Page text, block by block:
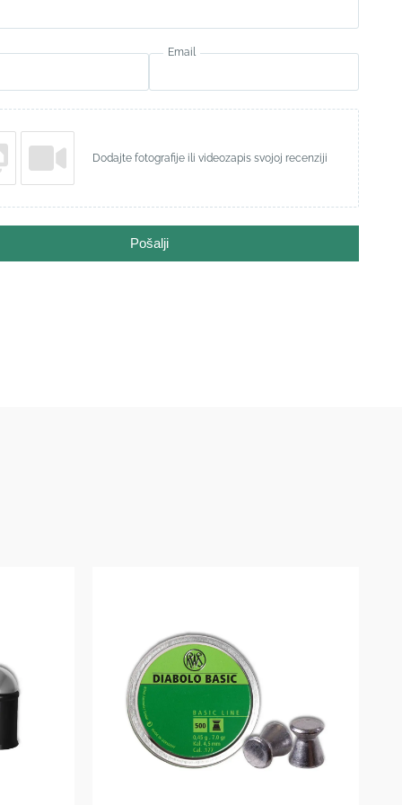
Email
Dodajte fotografije ili videozapis svojoj recenziji
Pošalji